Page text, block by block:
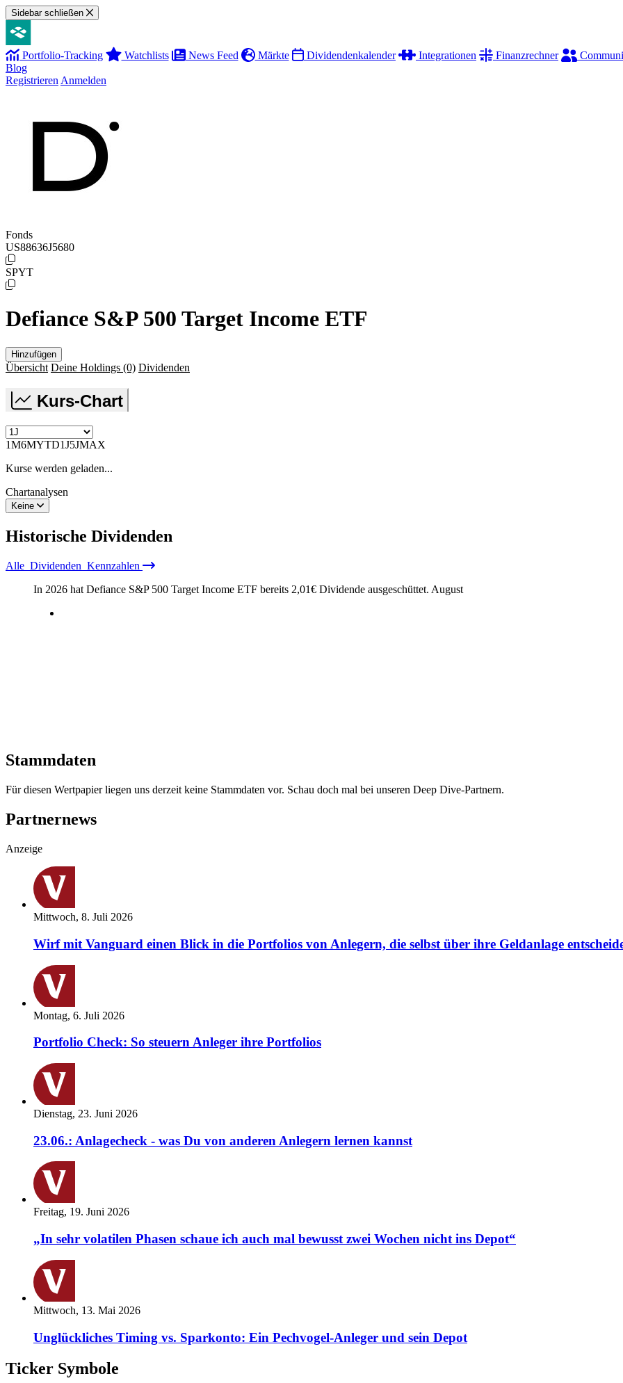
Sidebar schließen
Portfolio-Tracking Watchlists News Feed Märkte Dividendenkalender Integrationen Finanzrechner
Blog
Registrieren Anmelden
Fonds
US88636J5680
SPYT
Defiance S&P 500 Target Income ETF
Hinzufügen
Übersicht Deine Holdings (0) Dividenden
Kurs-Chart
1M6MYTD1J5JMAX
Kurse werden geladen...
Chartanalysen
Keine
Historische Dividenden
Alle Dividenden Kennzahlen
In 2026 hat Defiance S&P 500 Target Income ETF bereits 2,01€ Dividende ausgeschüttet. August
Stammdaten
Für diesen Wertpapier liegen uns derzeit keine Stammdaten vor. Schau doch mal bei unseren Deep Dive-Partnern.
Partnernews
Anzeige
Mittwoch, 8. Juli 2026
Wirf mit Vanguard einen Blick in die Portfolios von Anlegern, die selbst über ihre Geldanlage
Montag, 6. Juli 2026
Portfolio Check: So steuern Anleger ihre Portfolios
Dienstag, 23. Juni 2026
23.06.: Anlagecheck - was Du von anderen Anlegern lernen kannst
Freitag, 19. Juni 2026
„In sehr volatilen Phasen schaue ich auch mal bewusst zwei Wochen nicht ins Depot“
Mittwoch, 13. Mai 2026
Unglückliches Timing vs. Sparkonto: Ein Pechvogel-Anleger und sein Depot
Ticker Symbole